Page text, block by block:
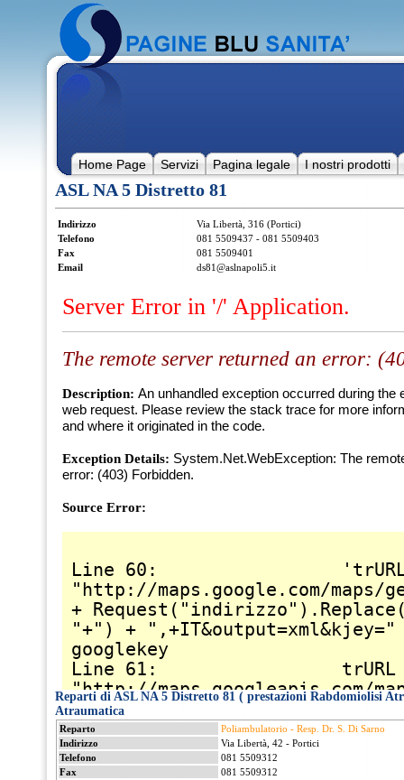
Home Page Servizi Pagina legale I nostri prodotti
ASL NA 5 Distretto 81
Indirizzo
Via Libertà, 316 (Portici)
Telefono
081 5509437 - 081 5509403
Fax
081 5509401
Email
ds81@aslnapoli5.it
Reparti di ASL NA 5 Distretto 81 ( prestazioni Rabdomiolisi
Atraumatica
Reparto
Poliambulatorio - Resp. Dr. S. Di Sarno
Indirizzo
Via Libertà, 42 - Portici
Telefono
081 5509312
Fax
081 5509312